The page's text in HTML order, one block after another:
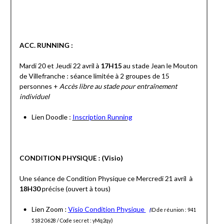
ACC. RUNNING :
Mardi 20 et Jeudi 22 avril à 17H15au stade Jean le Mouton
de Villefranche : séance limitée à 2 groupes de 15
personnes + Accès libre au stade pour entraînement
individuel
Lien Doodle : Inscription Running
CONDITION PHYSIQUE : (Visio)
Une séance de Condition Physique ce Mercredi 21 avril à
18H30précise (ouvert à tous)
Lien Zoom : Visio Condition Physique (ID de réunion : 941
5182 0628 / Code secret : yMq2qy)